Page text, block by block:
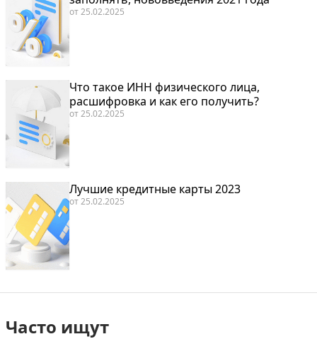
от25.02.2025
Что такое ИНН физического лица,
расшифровка и как его получить?
от25.02.2025
Лучшие кредитные карты 2023
от25.02.2025
Часто ищут